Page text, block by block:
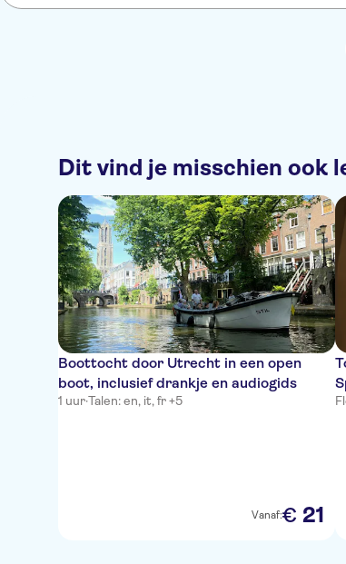
Dit vind je misschien ook
Boottocht door Utrecht in een open
boot, inclusief drankje en audiogids
1 uur·Talen: en, it, fr +5
Vanaf:€ 21